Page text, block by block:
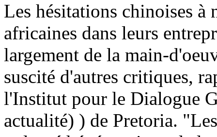
Les hésitations chinoises à
africaines dans leurs
largement de la main-
suscité d'autres critiques,
l'Institut pour le Dialogue
actualité) ) de Pretoria.